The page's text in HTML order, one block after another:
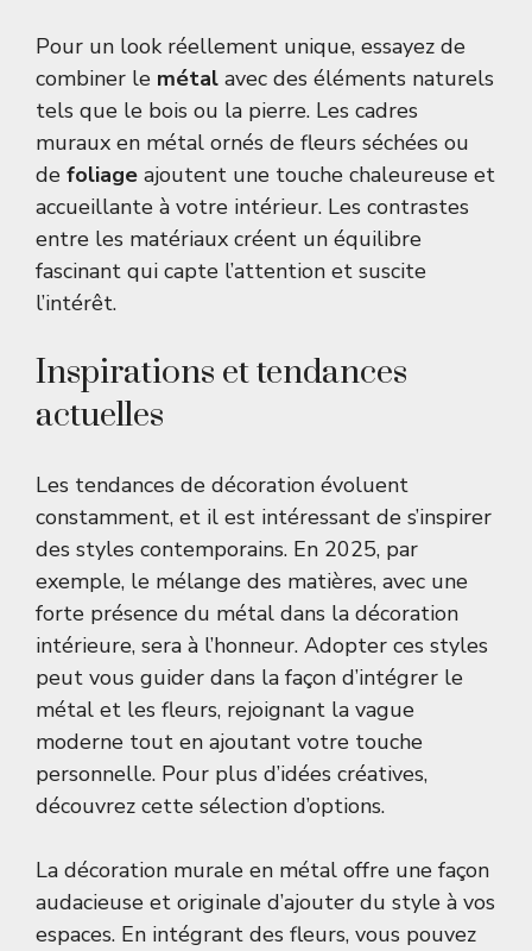
Pour un look réellement unique, essayez de
combiner le métal avec des éléments naturels
tels que le bois ou la pierre. Les cadres
muraux en métal ornés de fleurs séchées ou
de foliage ajoutent une touche chaleureuse et
accueillante à votre intérieur. Les contrastes
entre les matériaux créent un équilibre
fascinant qui capte l’attention et suscite
l’intérêt.
Inspirations et tendances
actuelles
Les tendances de décoration évoluent
constamment, et il est intéressant de s’inspirer
des styles contemporains. En 2025, par
exemple, le mélange des matières, avec une
forte présence du métal dans la décoration
intérieure, sera à l’honneur. Adopter ces styles
peut vous guider dans la façon d’intégrer le
métal et les fleurs, rejoignant la vague
moderne tout en ajoutant votre touche
personnelle. Pour plus d’idées créatives,
découvrez cette sélection d’options.
La décoration murale en métal offre une façon
audacieuse et originale d’ajouter du style à vos
espaces. En intégrant des fleurs, vous pouvez